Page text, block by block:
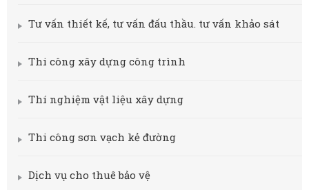
Tư vấn thiết kế, tư vấn đấu thầu. tư vấn khảo sát
Thi công xây dựng công trình
Thí nghiệm vật liệu xây dựng
Thi công sơn vạch kẻ đường
Dịch vụ cho thuê bảo vệ